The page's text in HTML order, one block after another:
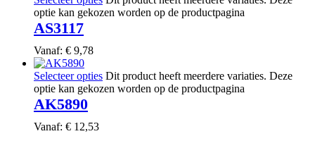
optie kan gekozen worden op de productpagina
AS3117
Vanaf: € 9,78
Selecteer opties Dit product heeft meerdere variaties. Deze
optie kan gekozen worden op de productpagina
AK5890
Vanaf: € 12,53